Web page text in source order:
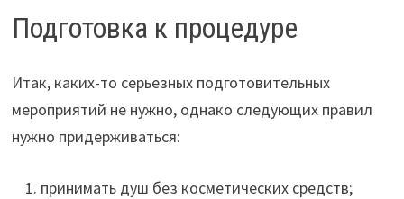
Подготовка к процедуре
Итак, каких-то серьезных подготовительных
мероприятий не нужно, однако следующих правил
нужно придерживаться:
принимать душ без косметических средств;